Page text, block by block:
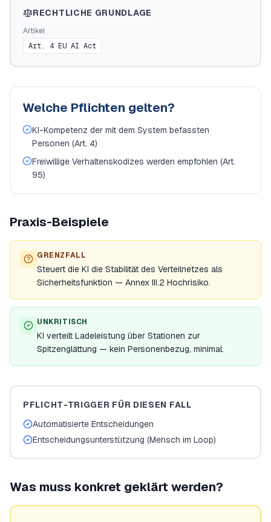
RECHTLICHE GRUNDLAGE
Artikel
Art. 4 EU AI Act
Welche Pflichten gelten?
KI-Kompetenz der mit dem System befassten
Personen (Art. 4)
Freiwillige Verhaltenskodizes werden empfohlen (Art.
95)
Praxis-Beispiele
GRENZFALL
Steuert die KI die Stabilität des Verteilnetzes als
Sicherheitsfunktion — Annex III.2 Hochrisiko.
UNKRITISCH
KI verteilt Ladeleistung über Stationen zur
Spitzenglättung — kein Personenbezug, minimal.
PFLICHT-TRIGGER FÜR DIESEN FALL
Automatisierte Entscheidungen
Entscheidungsunterstützung (Mensch im Loop)
Was muss konkret geklärt werden?